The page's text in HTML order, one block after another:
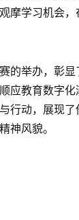
摩学习机会
的举办，彰显
应教育数字
行动，展现了
神风貌。